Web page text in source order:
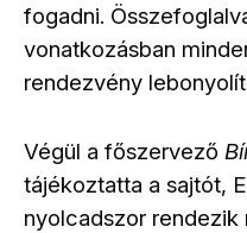
fogadni.
vonatkozásban
rendezvény
Végül a főszervező
tájékoztatta a sajtót,
nyolcadszor rendezik